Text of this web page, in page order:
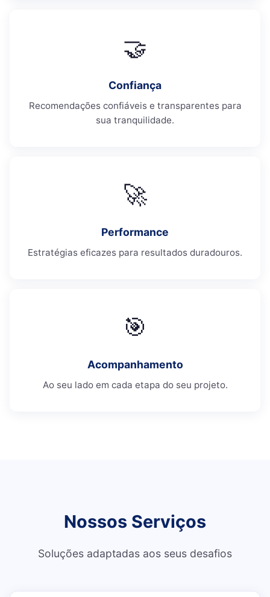
🤝
Confiança
Recomendações confiáveis e transparentes para
sua tranquilidade.
🚀
Performance
Estratégias eficazes para resultados duradouros.
🎯
Acompanhamento
Ao seu lado em cada etapa do seu projeto.
Nossos Serviços
Soluções adaptadas aos seus desafios